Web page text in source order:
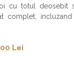
cu totul deosebit
complet,
Lei